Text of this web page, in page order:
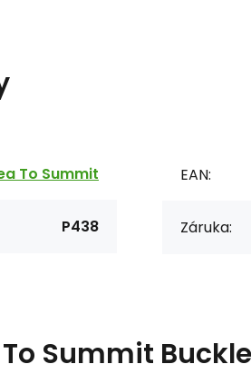
To Summit
P438
EAN:
Záruka:
To Summit